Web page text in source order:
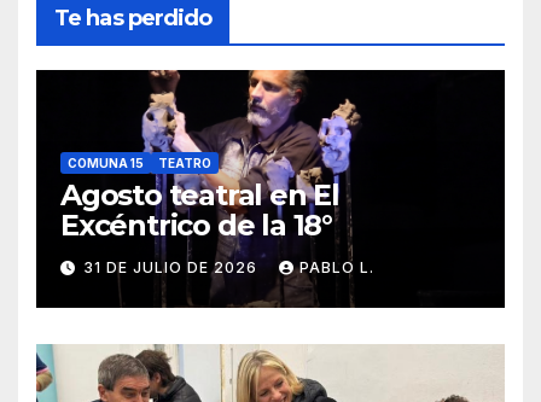
Te has perdido
COMUNA 15 TEATRO
Agosto teatral en El
Excéntrico de la 18°
31 DE JULIO DE 2026 PABLO L.